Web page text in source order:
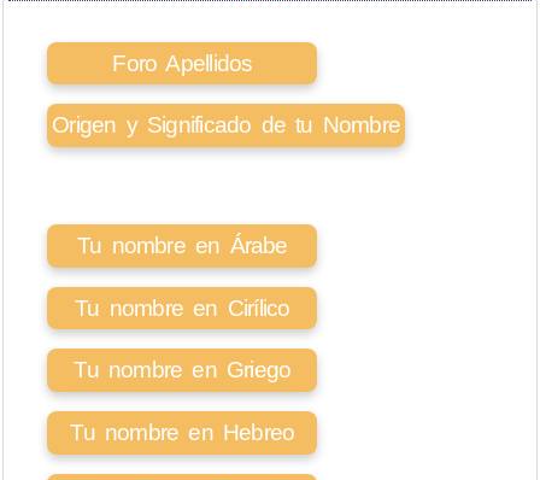
Foro Apellidos
Origen y Significado de tu Nombre
Tu nombre en Árabe
Tu nombre en Cirílico
Tu nombre en Griego
Tu nombre en Hebreo